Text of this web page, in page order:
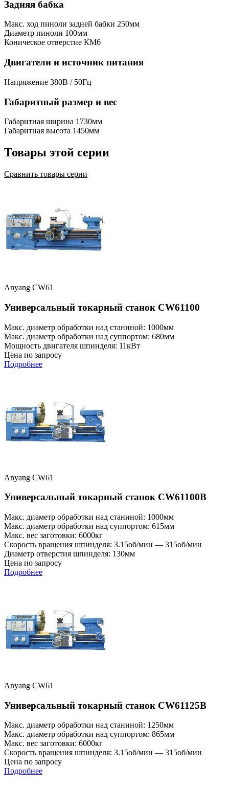
Задняя бабка
Макс. ход пиноли задней бабки 250мм
Диаметр пиноли 100мм
Коническое отверстие КМ6
Двигатели и источник питания
Напряжение 380В / 50Гц
Габаритный размер и вес
Габаритная ширина 1730мм
Габаритная высота 1450мм
Товары этой серии
Сравнить товары серии
Anyang CW61
Универсальный токарный станок CW61100
Макс. диаметр обработки над станиной: 1000мм
Макс. диаметр обработки над суппортом: 680мм
Мощность двигателя шпинделя: 11кВт
Цена по запросу
Подробнее
Anyang CW61
Универсальный токарный станок CW61100B
Макс. диаметр обработки над станиной: 1000мм
Макс. диаметр обработки над суппортом: 615мм
Макс. вес заготовки: 6000кг
Скорость вращения шпинделя: 3.15об/мин — 315об/мин
Диаметр отверстия шпинделя: 130мм
Цена по запросу
Подробнее
Anyang CW61
Универсальный токарный станок CW61125B
Макс. диаметр обработки над станиной: 1250мм
Макс. диаметр обработки над суппортом: 865мм
Макс. вес заготовки: 6000кг
Скорость вращения шпинделя: 3.15об/мин — 315об/мин
Цена по запросу
Подробнее